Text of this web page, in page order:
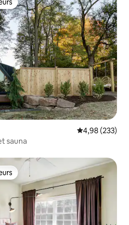
parmi les plus aimés
Note
4,98 (233)
sauna
les plus aimés